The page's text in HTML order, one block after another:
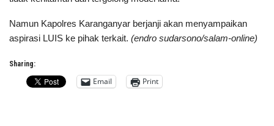
Namun Kapolres Karanganyar berjanji akan menyampaikan
aspirasi LUIS ke pihak terkait. (endro sudarsono/salam-online)
Sharing:
Email Print